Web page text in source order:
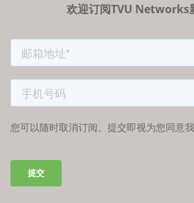
欢迎订阅TVU Networks